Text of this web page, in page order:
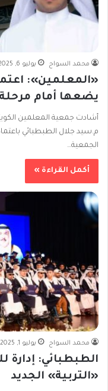
محمد السواح يوليو 6, 2025
«المعلمين»:
يضعها أمام
أشادت جمعية المعلمين
م.سيد جلال الطبطبائي
الجمعية…
أكمل القراءة »
محمد السواح يوليو 1, 2025
الطبطبائي: إدارة
«التربية» الجديد